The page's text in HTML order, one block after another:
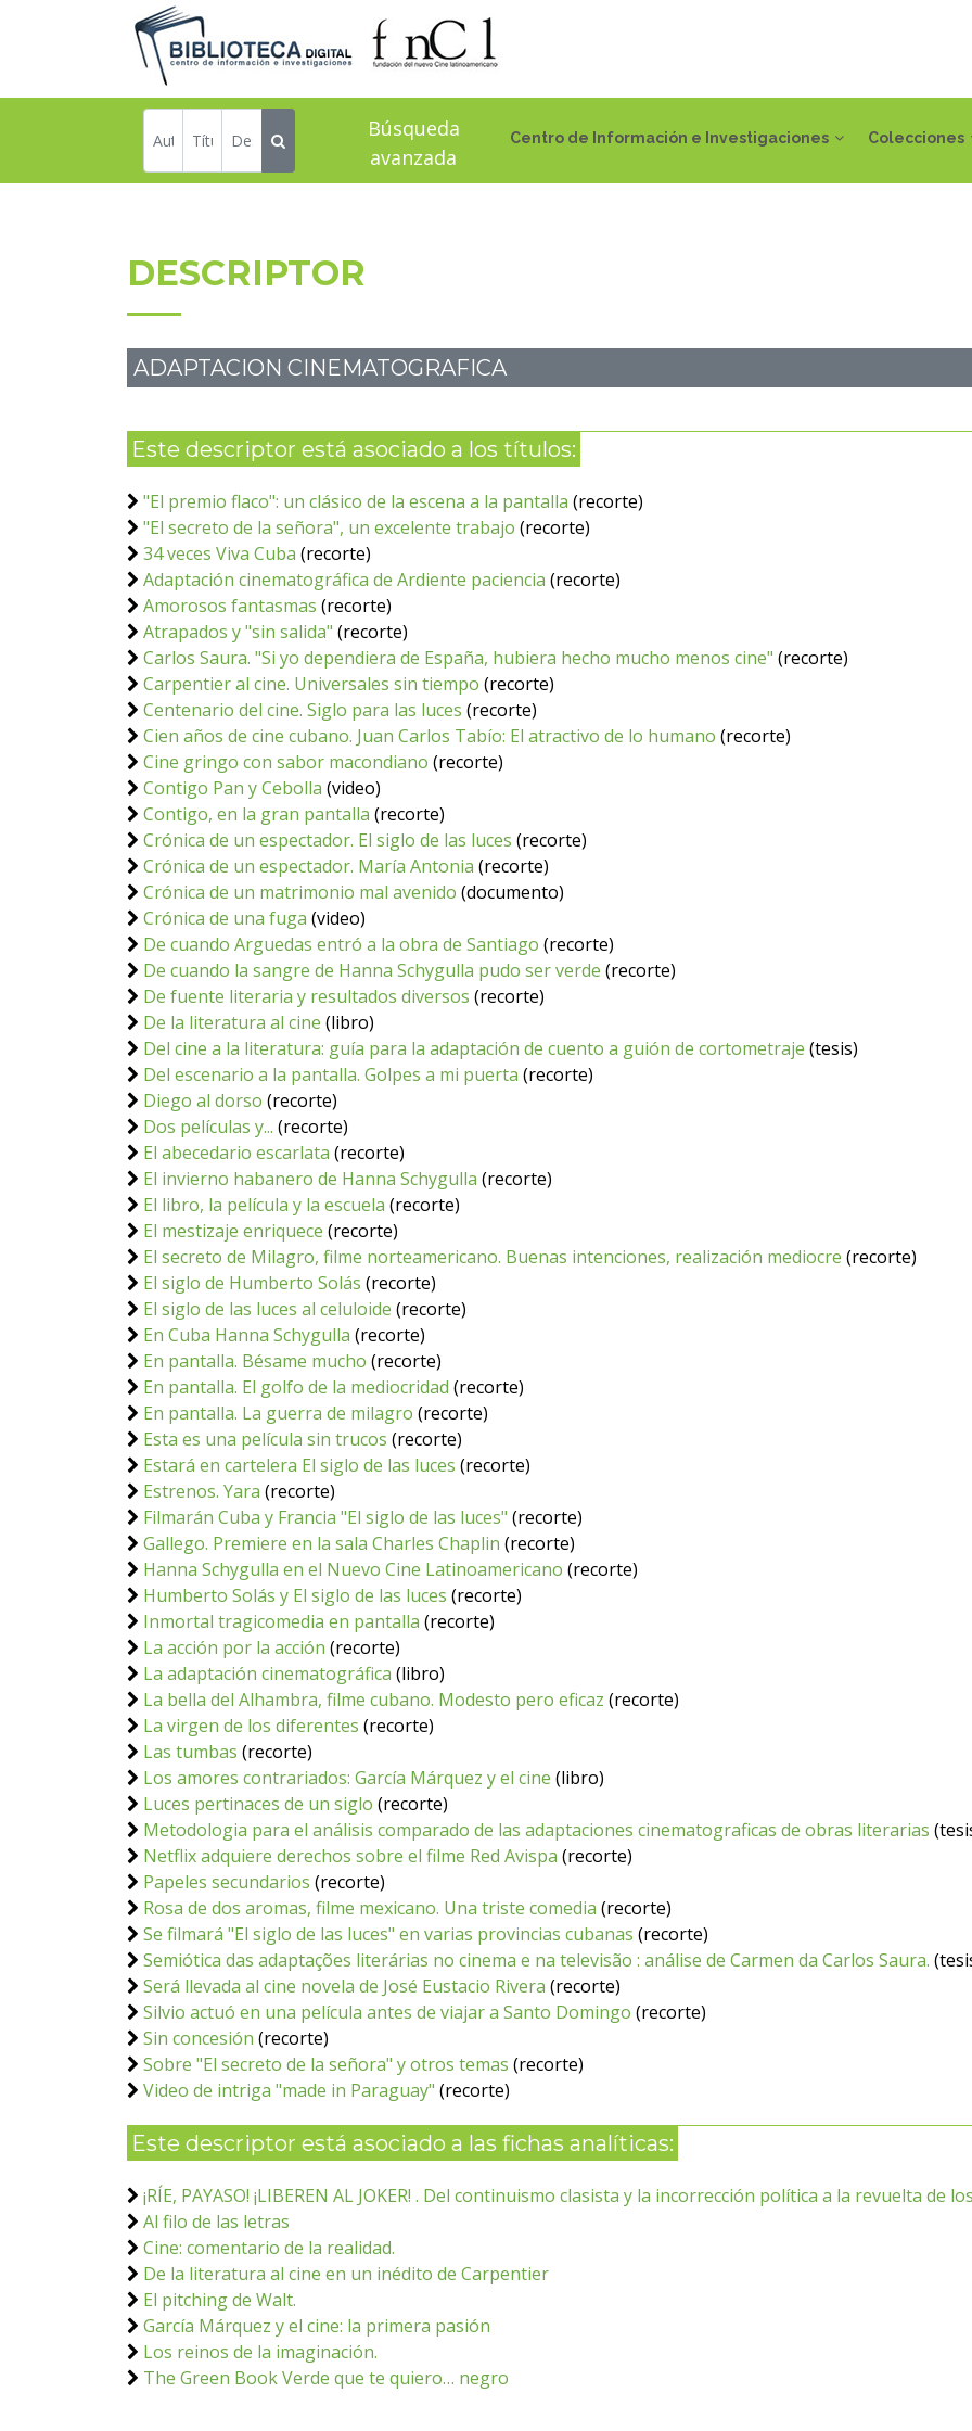
Centro de Información e Investigaciones Colecciones
Búsqueda
avanzada
DESCRIPTOR
ADAPTACION CINEMATOGRAFICA
Este descriptor está asociado a los títulos:
"El premio flaco": un clásico de la escena a la pantalla (recorte)
"El secreto de la señora", un excelente trabajo (recorte)
34 veces Viva Cuba (recorte)
Adaptación cinematográfica de Ardiente paciencia (recorte)
Amorosos fantasmas (recorte)
Atrapados y "sin salida" (recorte)
Carlos Saura. "Si yo dependiera de España, hubiera hecho mucho menos cine" (recorte)
Carpentier al cine. Universales sin tiempo (recorte)
Centenario del cine. Siglo para las luces (recorte)
Cien años de cine cubano. Juan Carlos Tabío: El atractivo de lo humano (recorte)
Cine gringo con sabor macondiano (recorte)
Contigo Pan y Cebolla (video)
Contigo, en la gran pantalla (recorte)
Crónica de un espectador. El siglo de las luces (recorte)
Crónica de un espectador. María Antonia (recorte)
Crónica de un matrimonio mal avenido (documento)
Crónica de una fuga (video)
De cuando Arguedas entró a la obra de Santiago (recorte)
De cuando la sangre de Hanna Schygulla pudo ser verde (recorte)
De fuente literaria y resultados diversos (recorte)
De la literatura al cine (libro)
Del cine a la literatura: guía para la adaptación de cuento a guión de cortometraje (tesis)
Del escenario a la pantalla. Golpes a mi puerta (recorte)
Diego al dorso (recorte)
Dos películas y... (recorte)
El abecedario escarlata (recorte)
El invierno habanero de Hanna Schygulla (recorte)
El libro, la película y la escuela (recorte)
El mestizaje enriquece (recorte)
El secreto de Milagro, filme norteamericano. Buenas intenciones, realización mediocre (recorte)
El siglo de Humberto Solás (recorte)
El siglo de las luces al celuloide (recorte)
En Cuba Hanna Schygulla (recorte)
En pantalla. Bésame mucho (recorte)
En pantalla. El golfo de la mediocridad (recorte)
En pantalla. La guerra de milagro (recorte)
Esta es una película sin trucos (recorte)
Estará en cartelera El siglo de las luces (recorte)
Estrenos. Yara (recorte)
Filmarán Cuba y Francia "El siglo de las luces" (recorte)
Gallego. Premiere en la sala Charles Chaplin (recorte)
Hanna Schygulla en el Nuevo Cine Latinoamericano (recorte)
Humberto Solás y El siglo de las luces (recorte)
Inmortal tragicomedia en pantalla (recorte)
La acción por la acción (recorte)
La adaptación cinematográfica (libro)
La bella del Alhambra, filme cubano. Modesto pero eficaz (recorte)
La virgen de los diferentes (recorte)
Las tumbas (recorte)
Los amores contrariados: García Márquez y el cine (libro)
Luces pertinaces de un siglo (recorte)
Metodologia para el análisis comparado de las adaptaciones cinematograficas de obras literarias
Netflix adquiere derechos sobre el filme Red Avispa (recorte)
Papeles secundarios (recorte)
Rosa de dos aromas, filme mexicano. Una triste comedia (recorte)
Se filmará "El siglo de las luces" en varias provincias cubanas (recorte)
Semiótica das adaptações literárias no cinema e na televisão : análise de Carmen da Carlos Saura.
Será llevada al cine novela de José Eustacio Rivera (recorte)
Silvio actuó en una película antes de viajar a Santo Domingo (recorte)
Sin concesión (recorte)
Sobre "El secreto de la señora" y otros temas (recorte)
Video de intriga "made in Paraguay" (recorte)
Este descriptor está asociado a las fichas analíticas:
¡RÍE, PAYASO! ¡LIBEREN AL JOKER! . Del continuismo clasista y la incorrección política a la revuelta de
Al filo de las letras
Cine: comentario de la realidad.
De la literatura al cine en un inédito de Carpentier
El pitching de Walt.
García Márquez y el cine: la primera pasión
Los reinos de la imaginación.
The Green Book Verde que te quiero… negro